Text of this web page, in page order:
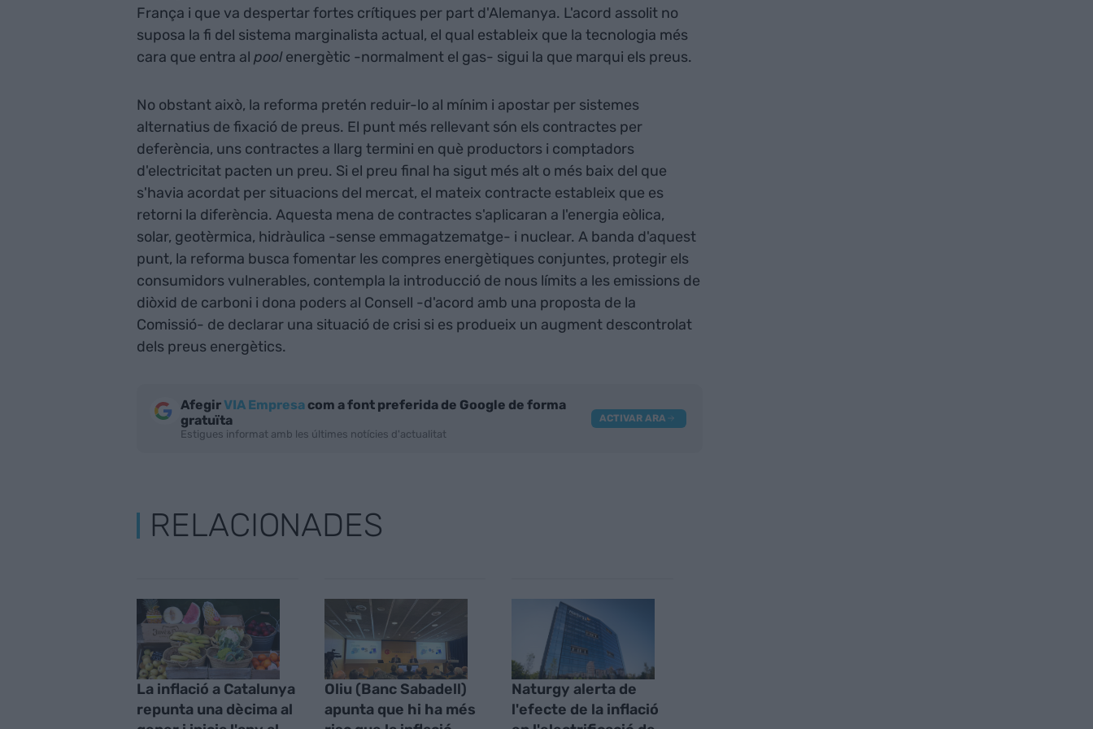
França i que va despertar fortes crítiques per part d'Alemanya. L'acord assolit no
suposa la fi del sistema marginalista actual, el qual estableix que la tecnologia més
cara que entra al poolenergètic -normalment el gas- sigui la que marqui els preus.
No obstant això, la reforma pretén reduir-lo al mínim i apostar per sistemes
alternatius de fixació de preus. El punt més rellevant són els contractes per
deferència, uns contractes a llarg termini en què productors i comptadors
d'electricitat pacten un preu. Si el preu final ha sigut més alt o més baix del que
s'havia acordat per situacions del mercat, el mateix contracte estableix que es
retorni la diferència. Aquesta mena de contractes s'aplicaran a l'energia eòlica,
solar, geotèrmica, hidràulica -sense emmagatzematge- i nuclear. A banda d'aquest
punt, la reforma busca fomentar les compres energètiques conjuntes, protegir els
consumidors vulnerables, contempla la introducció de nous límits a les emissions de
diòxid de carboni i dona poders al Consell -d'acord amb una proposta de la
Comissió- de declarar una situació de crisi si es produeix un augment descontrolat
dels preus energètics.
AfegirVIA Empresacom a font preferida de Google de forma
gratuïta
Estigues informat amb les últimes notícies d'actualitat
ACTIVAR ARA
RELACIONADES
La inflació a Catalunya
repunta una dècima al
Oliu (Banc Sabadell)
apunta que hi ha més
Naturgy alerta de
l'efecte de la inflació